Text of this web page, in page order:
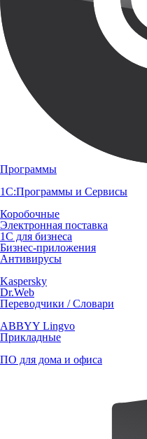
Программы
1С:Программы и Сервисы
Коробочные
Электронная поставка
1С для бизнеса
Бизнес-приложения
Антивирусы
Kaspersky
Dr.Web
Переводчики / Словари
ABBYY Lingvo
Прикладные
ПО для дома и офиса